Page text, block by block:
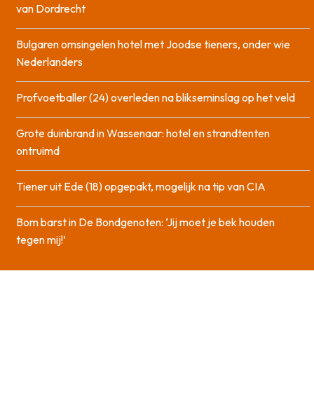
van Dordrecht
Bulgaren omsingelen hotel met Joodse tieners, onder wie
Nederlanders
Profvoetballer (24) overleden na blikseminslag op het veld
Grote duinbrand in Wassenaar: hotel en strandtenten
ontruimd
Tiener uit Ede (18) opgepakt, mogelijk na tip van CIA
Bom barst in De Bondgenoten: ‘Jij moet je bek houden
tegen mij!’